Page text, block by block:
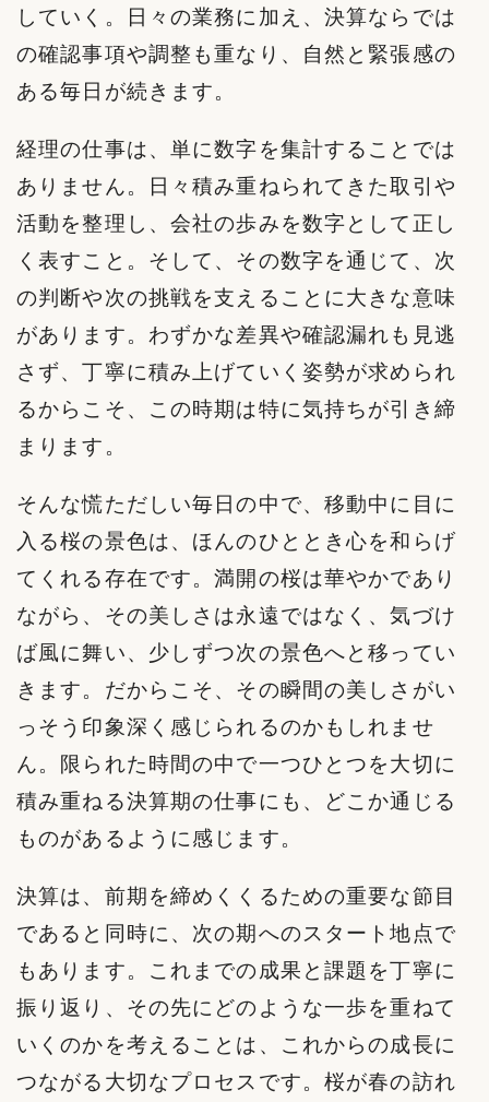
していく。日々の業務に加え、決算ならでは
の確認事項や調整も重なり、自然と緊張感の
ある毎日が続きます。
経理の仕事は、単に数字を集計することでは
ありません。日々積み重ねられてきた取引や
活動を整理し、会社の歩みを数字として正し
く表すこと。そして、その数字を通じて、次
の判断や次の挑戦を支えることに大きな意味
があります。わずかな差異や確認漏れも見逃
さず、丁寧に積み上げていく姿勢が求められ
るからこそ、この時期は特に気持ちが引き締
まります。
そんな慌ただしい毎日の中で、移動中に目に
入る桜の景色は、ほんのひととき心を和らげ
てくれる存在です。満開の桜は華やかであり
ながら、その美しさは永遠ではなく、気づけ
ば風に舞い、少しずつ次の景色へと移ってい
きます。だからこそ、その瞬間の美しさがい
っそう印象深く感じられるのかもしれませ
ん。限られた時間の中で一つひとつを大切に
積み重ねる決算期の仕事にも、どこか通じる
ものがあるように感じます。
決算は、前期を締めくくるための重要な節目
であると同時に、次の期へのスタート地点で
もあります。これまでの成果と課題を丁寧に
振り返り、その先にどのような一歩を重ねて
いくのかを考えることは、これからの成長に
つながる大切なプロセスです。桜が春の訪れ